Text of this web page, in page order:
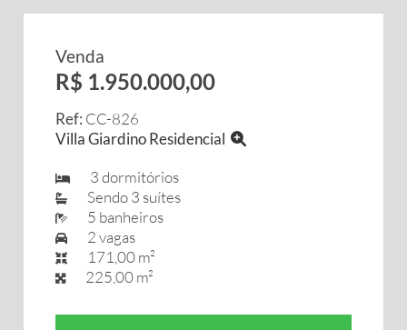
Venda
R$ 1.950.000,00
Ref: CC-826
Villa Giardino Residencial
3 dormitórios
Sendo 3 suítes
5 banheiros
2 vagas
171,00 m²
225,00 m²